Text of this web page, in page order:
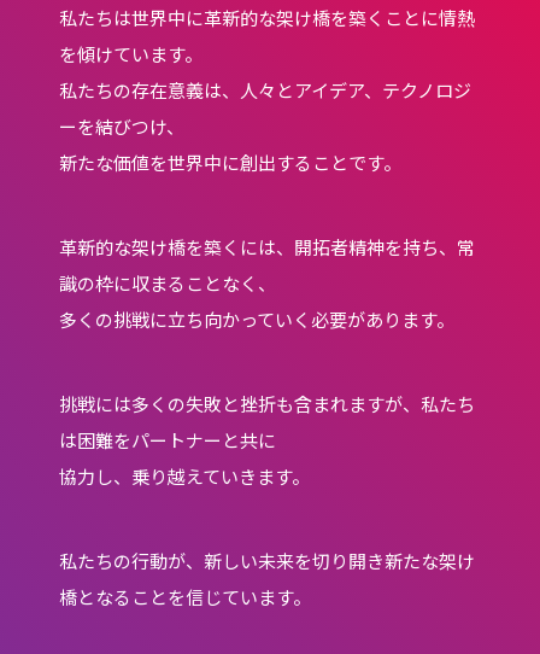
ENTRY
私たちは世界中に革新的な架け橋を築くことに情熱
を傾けています。
私たちの存在意義は、人々とアイデア、テクノロジ
ーを結びつけ、
新たな価値を世界中に創出することです。
革新的な架け橋を築くには、開拓者精神を持ち、常
識の枠に収まることなく、
多くの挑戦に立ち向かっていく必要があります。
挑戦には多くの失敗と挫折も含まれますが、私たち
は困難をパートナーと共に
協力し、乗り越えていきます。
私たちの行動が、新しい未来を切り開き新たな架け
橋となることを信じています。